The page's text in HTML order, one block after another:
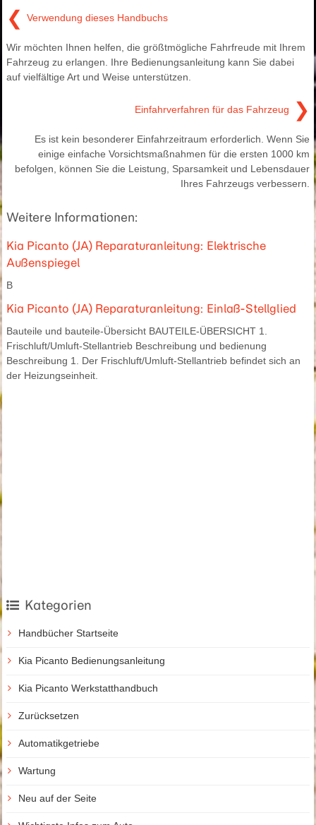
❮ Verwendung dieses Handbuchs
Wir möchten Ihnen helfen, die größtmögliche Fahrfreude mit Ihrem
Fahrzeug zu erlangen. Ihre Bedienungsanleitung kann Sie dabei
auf vielfältige Art und Weise unterstützen.
Einfahrverfahren für das Fahrzeug ❯
Es ist kein besonderer Einfahrzeitraum erforderlich. Wenn Sie
einige einfache Vorsichtsmaßnahmen für die ersten 1000 km
befolgen, können Sie die Leistung, Sparsamkeit und Lebensdauer
Ihres Fahrzeugs verbessern.
Weitere Informationen:
Kia Picanto (JA) Reparaturanleitung: Elektrische
Außenspiegel
B
Kia Picanto (JA) Reparaturanleitung: Einlaß-Stellglied
Bauteile und bauteile-Übersicht BAUTEILE-ÜBERSICHT 1.
Frischluft/Umluft-Stellantrieb Beschreibung und bedienung
Beschreibung 1. Der Frischluft/Umluft-Stellantrieb befindet sich an
der Heizungseinheit.
Kategorien
Handbücher Startseite
Kia Picanto Bedienungsanleitung
Kia Picanto Werkstatthandbuch
Zurücksetzen
Automatikgetriebe
Wartung
Neu auf der Seite